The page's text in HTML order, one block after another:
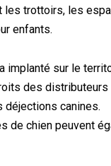
les trottoirs, les
enfants.
implanté sur le
des
déjections canines.
de chien peuvent